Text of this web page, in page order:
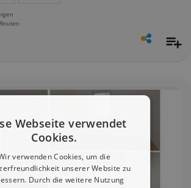
Webseite verwendet
Cookies.
verwenden Cookies, um die
unserer Website zu
Durch die weitere Nutzung